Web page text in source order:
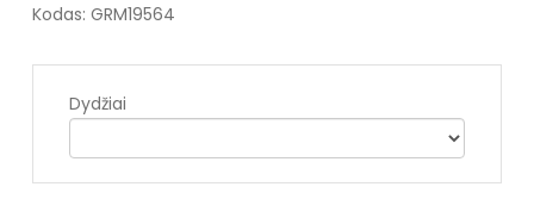
Kodas: GRM19564
Dydžiai